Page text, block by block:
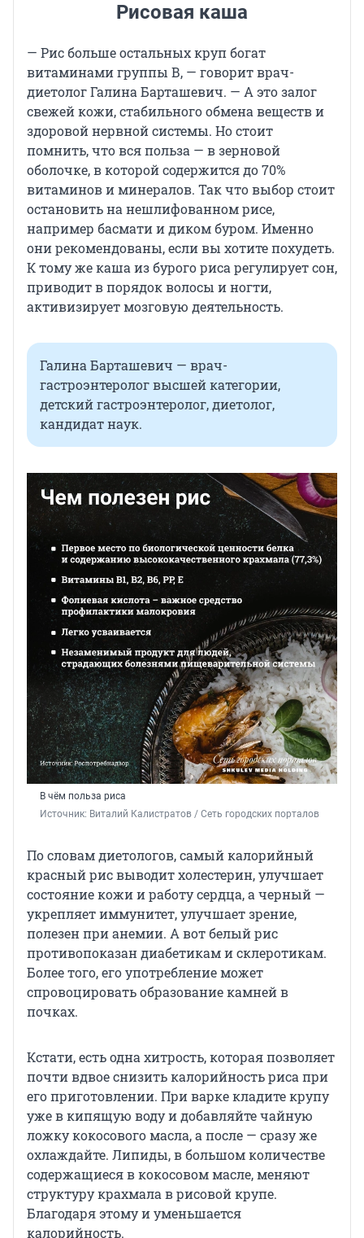
Рисовая каша
— Рис больше остальных круп богат
витаминами группы В, — говорит врач-
диетолог Галина Барташевич. — А это залог
свежей кожи, стабильного обмена веществ и
здоровой нервной системы. Но стоит
помнить, что вся польза — в зерновой
оболочке, в которой содержится до 70%
витаминов и минералов. Так что выбор стоит
остановить на нешлифованном рисе,
например басмати и диком буром. Именно
они рекомендованы, если вы хотите похудеть.
К тому же каша из бурого риса регулирует сон,
приводит в порядок волосы и ногти,
активизирует мозговую деятельность.
Галина Барташевич — врач-
гастроэнтеролог высшей категории,
детский гастроэнтеролог, диетолог,
кандидат наук.
В чём польза риса
Источник: Виталий Калистратов / Сеть городских порталов
По словам диетологов, самый калорийный
красный рис выводит холестерин, улучшает
состояние кожи и работу сердца, а черный —
укрепляет иммунитет, улучшает зрение,
полезен при анемии. А вот белый рис
противопоказан диабетикам и склеротикам.
Более того, его употребление может
спровоцировать образование камней в
почках.
Кстати, есть одна хитрость, которая позволяет
почти вдвое снизить калорийность риса при
его приготовлении. При варке кладите крупу
уже в кипящую воду и добавляйте чайную
ложку кокосового масла, а после — сразу же
охлаждайте. Липиды, в большом количестве
содержащиеся в кокосовом масле, меняют
структуру крахмала в рисовой крупе.
Благодаря этому и уменьшается
калорийность.